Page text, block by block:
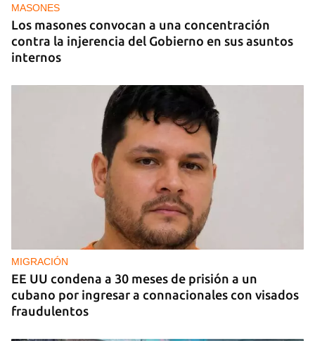
MASONES
Los masones convocan a una concentración
contra la injerencia del Gobierno en sus asuntos
internos
MIGRACIÓN
EE UU condena a 30 meses de prisión a un
cubano por ingresar a connacionales con visados
fraudulentos